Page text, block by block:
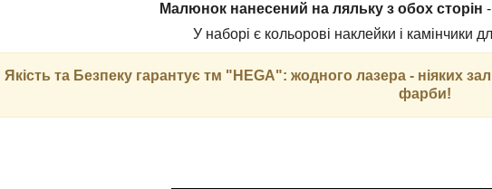
Малюнок нанесений на ляльку з обох сторін
У наборі є кольорові наклейки і камінчики
Якість та Безпеку гарантує тм "HEGA": жодного лазера - ніяких
фарби!